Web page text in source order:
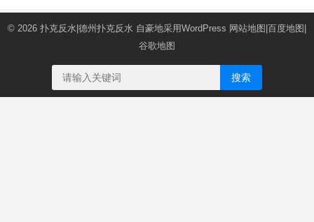
© 2026 扑克反水|德州扑克反水 自豪地采用WordPress 网站地图|百度地图|
谷歌地图
搜索